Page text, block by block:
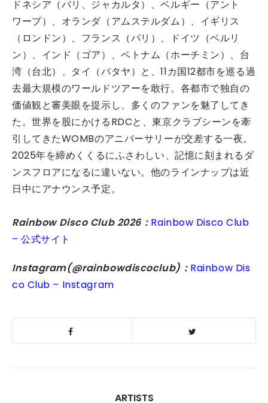
ドネシア（バリ、ジャカルタ）、ベルギー（アント
ワープ）、オランダ（アムステルダム）、イギリス
（ロンドン）、フランス（パリ）、ドイツ（ベルリ
ン）、インド（ゴア）、ベトナム（ホーチミン）、台
湾（台北）、タイ（パタヤ）と、11カ国12都市を巡る過
去最大規模のワールドツアーを敢行。各都市で独自の
価値観と審美眼を提示し、多くのファンを魅了してき
た。世界を股にかけるRDCと、東京クラブシーンを牽
引してきたWOMBのアニバーサリーが交差する一夜。
2025年を締めくくるにふさわしい、記憶に刻まれるダ
ンスフロアになるに違いない。他のラインナップは近
日中にアナウンス予定。
Rainbow Disco Club 2026： Rainbow Disco Club
– 公式サイト
Instagram(@rainbowdiscoclub)： Rainbow Dis
co Club – Instagram
ARTISTS